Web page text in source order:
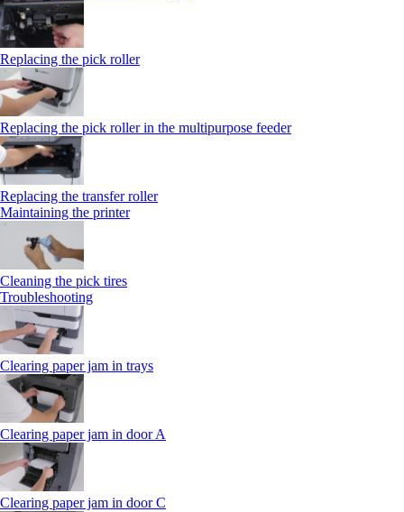
Replacing the pick roller
Replacing the pick roller in the multipurpose feeder
Replacing the transfer roller
Maintaining the printer
Cleaning the pick tires
Troubleshooting
Clearing paper jam in trays
Clearing paper jam in door A
Clearing paper jam in door C